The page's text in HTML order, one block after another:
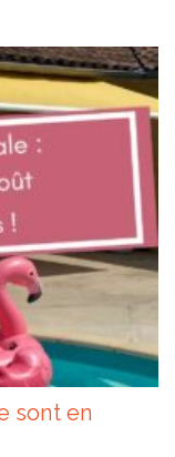
sont en